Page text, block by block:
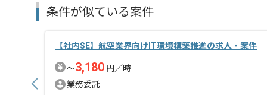
条件が似ている案件
【社内SE】航空業界向けIT環境構築推進の求人・案件
〜3,180 円／時
業務委託